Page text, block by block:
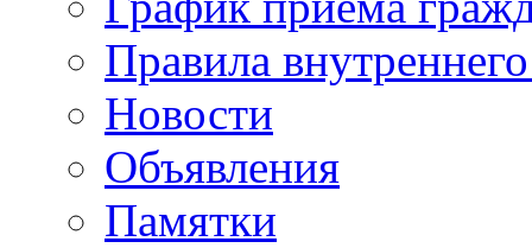
Правила
Новости
Объявления
Памятки